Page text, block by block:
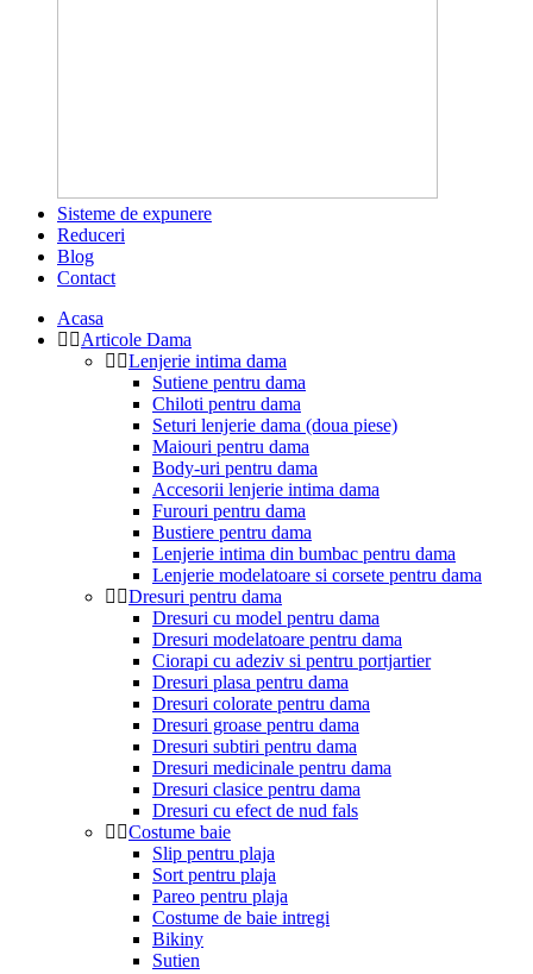
Sisteme de expunere
Reduceri
Blog
Contact
Acasa
Articole Dama
Lenjerie intima dama
Sutiene pentru dama
Chiloti pentru dama
Seturi lenjerie dama (doua piese)
Maiouri pentru dama
Body-uri pentru dama
Accesorii lenjerie intima dama
Furouri pentru dama
Bustiere pentru dama
Lenjerie intima din bumbac pentru dama
Lenjerie modelatoare si corsete pentru dama
Dresuri pentru dama
Dresuri cu model pentru dama
Dresuri modelatoare pentru dama
Ciorapi cu adeziv si pentru portjartier
Dresuri plasa pentru dama
Dresuri colorate pentru dama
Dresuri groase pentru dama
Dresuri subtiri pentru dama
Dresuri medicinale pentru dama
Dresuri clasice pentru dama
Dresuri cu efect de nud fals
Costume baie
Slip pentru plaja
Sort pentru plaja
Pareo pentru plaja
Costume de baie intregi
Bikiny
Sutien